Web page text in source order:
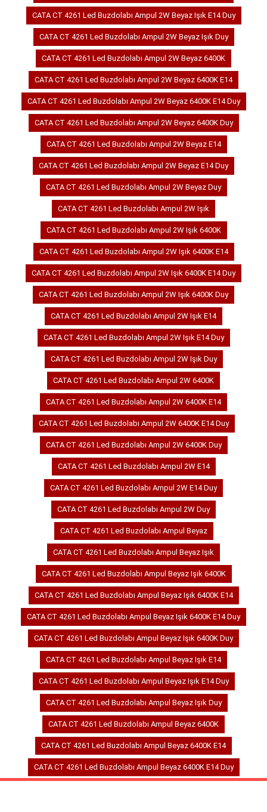
CATA CT 4261 Led Buzdolabı Ampul 2W Beyaz Işık E14 Duy
CATA CT 4261 Led Buzdolabı Ampul 2W Beyaz Işık Duy
CATA CT 4261 Led Buzdolabı Ampul 2W Beyaz 6400K
CATA CT 4261 Led Buzdolabı Ampul 2W Beyaz 6400K E14
CATA CT 4261 Led Buzdolabı Ampul 2W Beyaz 6400K E14 Duy
CATA CT 4261 Led Buzdolabı Ampul 2W Beyaz 6400K Duy
CATA CT 4261 Led Buzdolabı Ampul 2W Beyaz E14
CATA CT 4261 Led Buzdolabı Ampul 2W Beyaz E14 Duy
CATA CT 4261 Led Buzdolabı Ampul 2W Beyaz Duy
CATA CT 4261 Led Buzdolabı Ampul 2W Işık
CATA CT 4261 Led Buzdolabı Ampul 2W Işık 6400K
CATA CT 4261 Led Buzdolabı Ampul 2W Işık 6400K E14
CATA CT 4261 Led Buzdolabı Ampul 2W Işık 6400K E14 Duy
CATA CT 4261 Led Buzdolabı Ampul 2W Işık 6400K Duy
CATA CT 4261 Led Buzdolabı Ampul 2W Işık E14
CATA CT 4261 Led Buzdolabı Ampul 2W Işık E14 Duy
CATA CT 4261 Led Buzdolabı Ampul 2W Işık Duy
CATA CT 4261 Led Buzdolabı Ampul 2W 6400K
CATA CT 4261 Led Buzdolabı Ampul 2W 6400K E14
CATA CT 4261 Led Buzdolabı Ampul 2W 6400K E14 Duy
CATA CT 4261 Led Buzdolabı Ampul 2W 6400K Duy
CATA CT 4261 Led Buzdolabı Ampul 2W E14
CATA CT 4261 Led Buzdolabı Ampul 2W E14 Duy
CATA CT 4261 Led Buzdolabı Ampul 2W Duy
CATA CT 4261 Led Buzdolabı Ampul Beyaz
CATA CT 4261 Led Buzdolabı Ampul Beyaz Işık
CATA CT 4261 Led Buzdolabı Ampul Beyaz Işık 6400K
CATA CT 4261 Led Buzdolabı Ampul Beyaz Işık 6400K E14
CATA CT 4261 Led Buzdolabı Ampul Beyaz Işık 6400K E14 Duy
CATA CT 4261 Led Buzdolabı Ampul Beyaz Işık 6400K Duy
CATA CT 4261 Led Buzdolabı Ampul Beyaz Işık E14
CATA CT 4261 Led Buzdolabı Ampul Beyaz Işık E14 Duy
CATA CT 4261 Led Buzdolabı Ampul Beyaz Işık Duy
CATA CT 4261 Led Buzdolabı Ampul Beyaz 6400K
CATA CT 4261 Led Buzdolabı Ampul Beyaz 6400K E14
CATA CT 4261 Led Buzdolabı Ampul Beyaz 6400K E14 Duy